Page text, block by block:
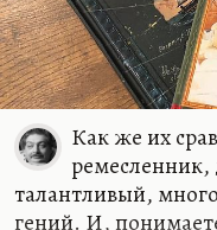
Как же их
талантливый,
гений. И,